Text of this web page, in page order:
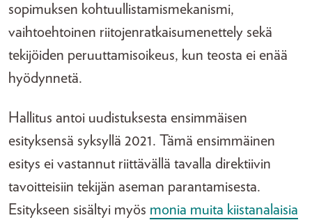
sopimuksen kohtuullistamismekanismi,
vaihtoehtoinen riitojenratkaisumenettely sekä
tekijöiden peruuttamisoikeus, kun teosta ei enää
hyödynnetä.
Hallitus antoi uudistuksesta ensimmäisen
esityksensä syksyllä 2021. Tämä ensimmäinen
esitys ei vastannut riittävällä tavalla direktiivin
tavoitteisiin tekijän aseman parantamisesta.
Esitykseen sisältyi myös monia muita kiistanalaisia